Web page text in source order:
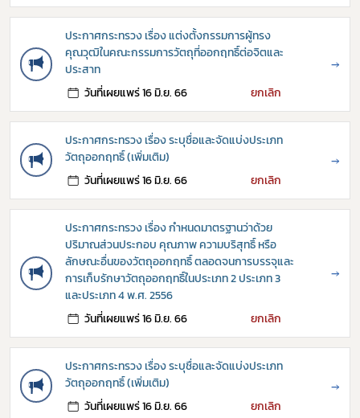
ประกาศกระทรวง เรื่อง แต่งตั้งกรรมการผู้ทรง
คุณวุฒิในคณะกรรมการวัตถุที่ออกฤทธิ์ต่อจิตและ
ประสาท
วันที่เผยแพร่ 16 มิ.ย. 66
ยกเลิก
→
ประกาศกระทรวง เรื่อง ระบุชื่อและจัดแบ่งประเภท
วัตถุออกฤทธิ์ (เพิ่มเติม)
วันที่เผยแพร่ 16 มิ.ย. 66
ยกเลิก
→
ประกาศกระทรวง เรื่อง กำหนดมาตรฐานว่าด้วย
ปริมาณส่วนประกอบ คุณภาพ ความบริสุทธิ์ หรือ
ลักษณะอื่นของวัตถุออกฤทธิ์ ตลอดจนการบรรจุและ
การเก็บรักษาวัตถุออกฤทธิ์ในประเภท 2 ประเภท 3
และประเภท 4 พ.ศ. 2556
วันที่เผยแพร่ 16 มิ.ย. 66
ยกเลิก
→
ประกาศกระทรวง เรื่อง ระบุชื่อและจัดแบ่งประเภท
วัตถุออกฤทธิ์ (เพิ่มเติม)
วันที่เผยแพร่ 16 มิ.ย. 66
ยกเลิก
→
กฎหมาย
การขออนุญาต
ข่าวประชาสัมพันธ์